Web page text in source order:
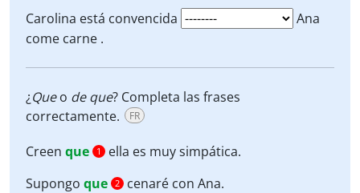
Carolina está convencida
Ana
come carne .
¿Queo de que? Completa las frases
correctamente.
FR
Creen que 1
ella es muy simpática.
Supongo que 2
cenaré con Ana.